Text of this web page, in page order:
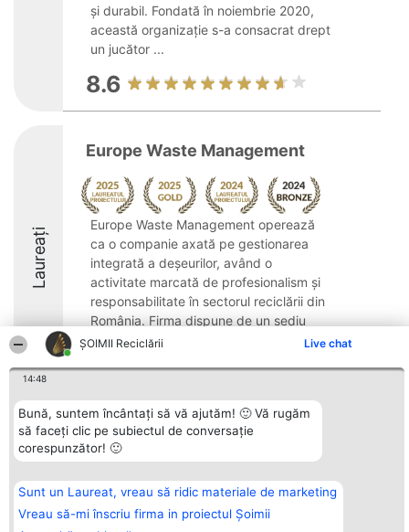
ȘOIMII Reciclării Live chat
14:48
Bună, suntem încântați să vă ajutăm! 🙂 Vă rugăm
să faceți clic pe subiectul de conversație
corespunzător! 🙂
Sunt un Laureat, vreau să ridic materiale de marketing
Vreau să-mi înscriu firma in proiectul Șoimii
și durabil. Fondată în noiembrie 2020,
această organizație s-a consacrat drept
un jucător ...
8.6
Laureați
Europe Waste Management
Europe Waste Management operează
ca o companie axată pe gestionarea
integrată a deșeurilor, având o
activitate marcată de profesionalism și
responsabilitate în sectorul reciclării din
România. Firma dispune de un sediu
operațional situat în ...
9.8
Organizator Ranking
BRIGHT SOLUTIONS BR SRL
Aleea Timisul De Sus 2 Bl. A30
Sc. A Et. 4 Ap. 13 Cod 061952
București
tel: +40 770 990 492
Plebiscyt
Lista Tuturor
Laureaților
Reguli
Politica de